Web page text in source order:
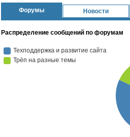
Форумы Новости
Распределение сообщений по форумам